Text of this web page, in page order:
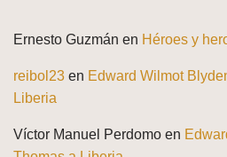
Ernesto Guzmán en Héroes y
reibol23 en Edward Wilmot
Liberia
Víctor Manuel Perdomo en